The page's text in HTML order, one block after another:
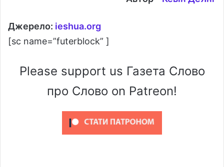
Джерело: ieshua.org
[sc name=”futerblock” ]
Please support us Газета Слово
про Слово on Patreon!